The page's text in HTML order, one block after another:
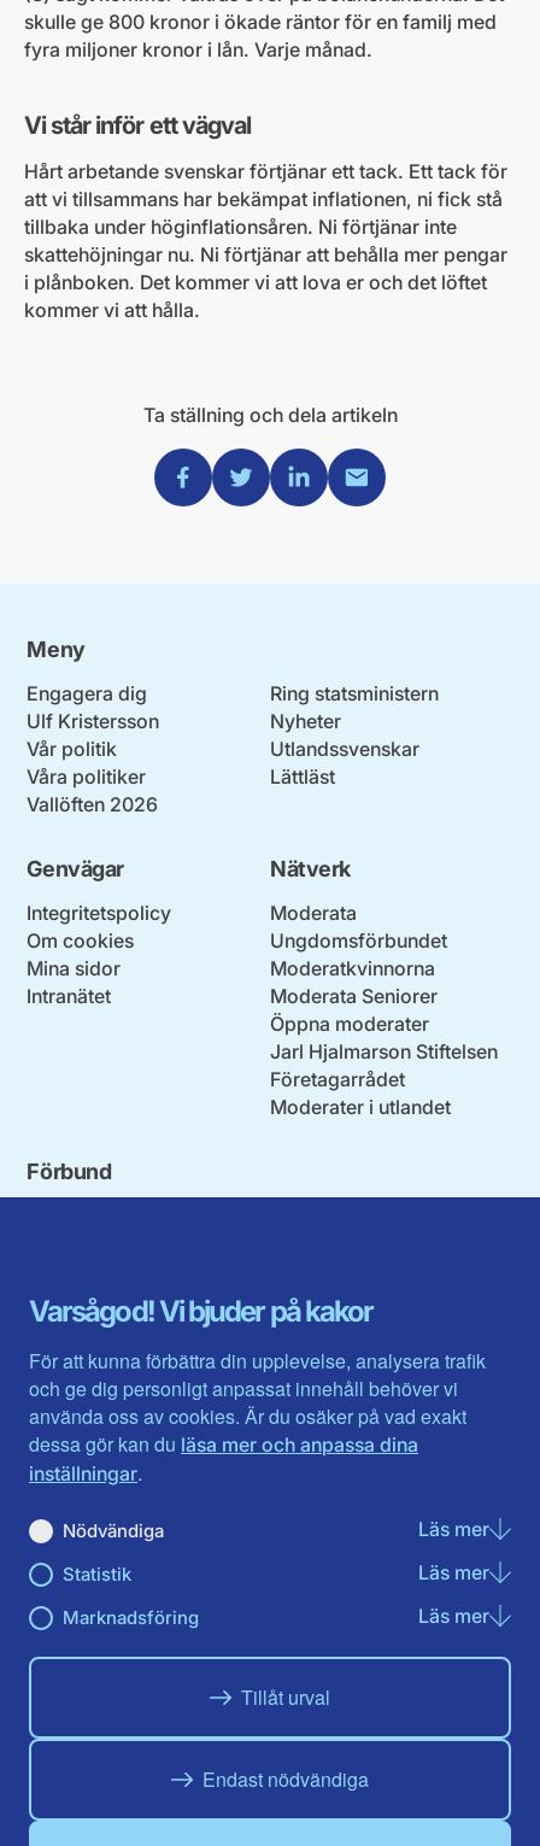
Varsågod! Vi bjuder på kakor
För att kunna förbättra din upplevelse, analysera trafik
och ge dig personligt anpassat innehåll behöver vi
använda oss av cookies. Är du osäker på vad exakt
dessa gör kan du läsa mer och anpassa dina
inställningar.
Nödvändiga Läs merom
Statistik Läs merom
Marknadsföring Läs merom
Tillåt urval
Endast nödvändiga
skulle ge 800 kronor i ökade räntor för en familj med
fyra miljoner kronor i lån. Varje månad.
Vi står inför ett vägval
Hårt arbetande svenskar förtjänar ett tack. Ett tack för
att vi tillsammans har bekämpat inflationen, ni fick stå
tillbaka under höginflationsåren. Ni förtjänar inte
skattehöjningar nu. Ni förtjänar att behålla mer pengar
i plånboken. Det kommer vi att lova er och det löftet
kommer vi att hålla.
Ta ställning och dela artikeln
Dela via Facebook
Dela via Twitter
Dela via Linkedin
Dela via Mail
Meny
Engagera dig
Ulf Kristersson
Vår politik
Våra politiker
Vallöften 2026
Ring statsministern
Nyheter
Utlandssvenskar
Lättläst
Genvägar
Integritetspolicy
Om cookies
Mina sidor
Intranätet
Nätverk
Moderata
Ungdomsförbundet
Moderatkvinnorna
Moderata Seniorer
Öppna moderater
Jarl Hjalmarson Stiftelsen
Företagarrådet
Moderater i utlandet
Förbund
Gävleborg
Halland
Jämtlands län
Jönköpings län
Kalmar län
Kronobergs län
Norrbotten
Skåne län
Värmlands län
Västerbotten
Västra Götaland
Västernorrland
Västmanland
Örebro län
Östergötland
Du hittar oss här på sociala medier
Facebook
Instagram